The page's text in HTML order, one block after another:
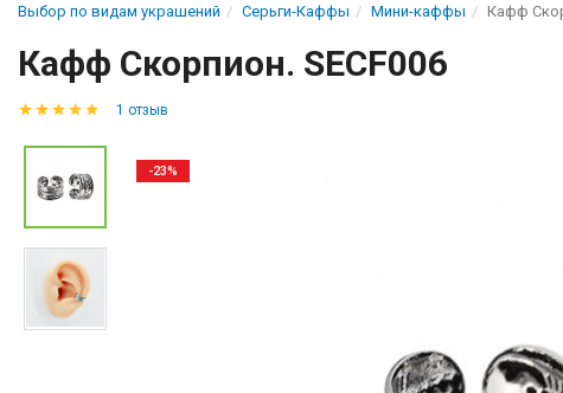
Выбор по видам украшений Серьги-Каффы Мини-каффы Кафф
Кафф Скорпион. SECF006
1 отзыв
-23%